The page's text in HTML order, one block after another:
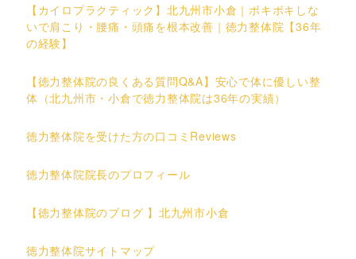
【カイロプラクティック】北九州市小倉｜ボキボキしな
いで肩こり・腰痛・頭痛を根本改善｜徳力整体院【36年
の経験】
【徳力整体院の良くある質問Q&A】安心で体に優しい整
体（北九州市・小倉で徳力整体院は36年の実績）
徳力整体院を受けた方の口コミReviews
徳力整体院院長のプロフィール
【徳力整体院のブログ 】北九州市小倉
徳力整体院サイトマップ